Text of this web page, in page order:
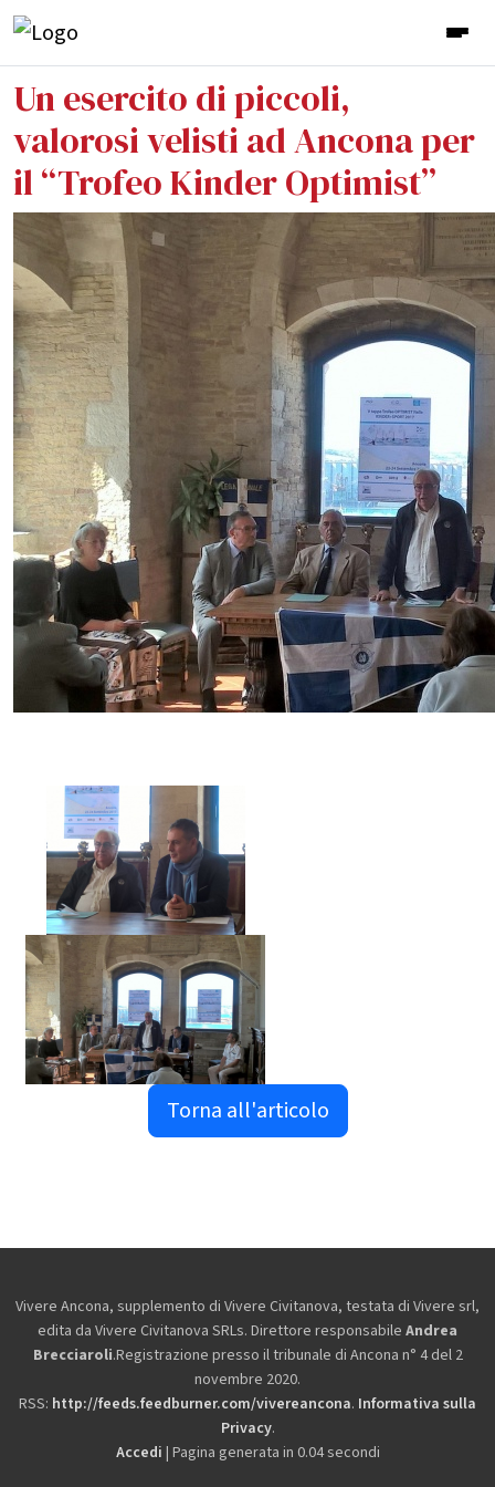
Un esercito di piccoli,
valorosi velisti ad Ancona per
il “Trofeo Kinder Optimist”
Torna all'articolo
Vivere Ancona, supplemento di Vivere Civitanova, testata di Vivere srl,
edita da Vivere Civitanova SRLs. Direttore responsabile Andrea
Brecciaroli.Registrazione presso il tribunale di Ancona n° 4 del 2
novembre 2020.
RSS: http://feeds.feedburner.com/vivereancona. Informativa sulla
Privacy.
Accedi | Pagina generata in 0.04 secondi